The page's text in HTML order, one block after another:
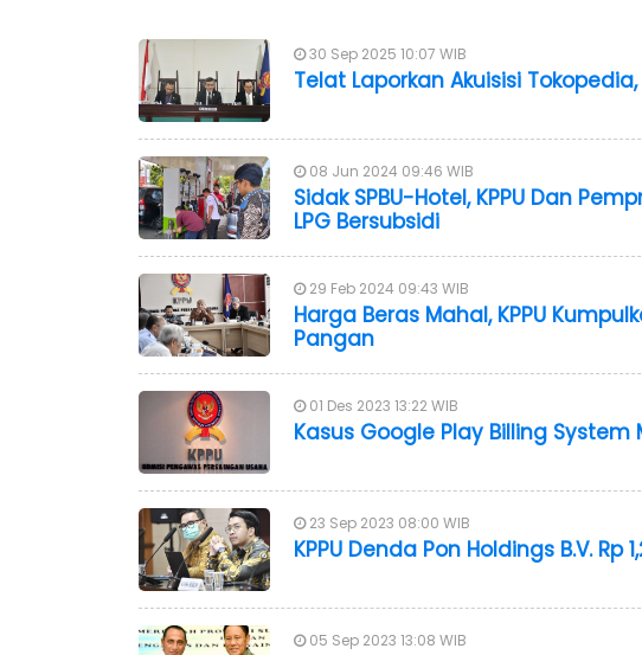
30 Sep 2025 10:07 WIB
Telat Laporkan Akuisisi
08 Jun 2024 09:46 WIB
Sidak SPBU-Hotel, KPPU Dan
LPG Bersubsidi
29 Feb 2024 09:43 WIB
Harga Beras Mahal, KPPU
Pangan
01 Des 2023 13:22 WIB
Kasus Google Play Billing
23 Sep 2023 08:00 WIB
KPPU Denda Pon Holdings B.V. Rp
05 Sep 2023 13:08 WIB